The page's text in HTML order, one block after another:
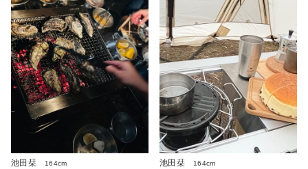
池田栞
164cm
池田栞
164cm